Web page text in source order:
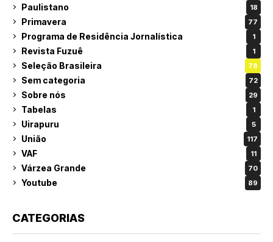
Paulistano 18
Primavera 77
Programa de Residência Jornalística 1
Revista Fuzuê 1
Seleção Brasileira 78
Sem categoria 72
Sobre nós 29
Tabelas 1
Uirapuru 5
União 117
VAF 11
Várzea Grande 70
Youtube 89
CATEGORIAS